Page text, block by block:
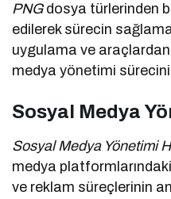
PNGdosya türlerinden
edilerek sürecin
uygulama ve
medya yönetimi
Sosyal Medya
Sosyal Medya Yönetimi
medya
ve reklam süreçlerinin